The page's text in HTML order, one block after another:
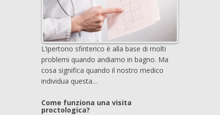
L’ipertono sfinterico è alla base di molti
problemi quando andiamo in bagno. Ma
cosa significa quando il nostro medico
individua questa…
Come funziona una visita
proctologica?